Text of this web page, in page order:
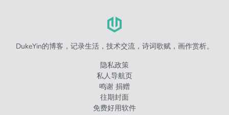
DukeYin的博客，记录生活，技术交流，诗词歌赋，画作赏析。
隐私政策
私人导航页
鸣谢 捐赠
往期封面
免费好用软件